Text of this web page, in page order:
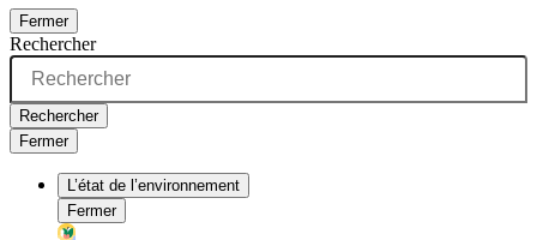
Fermer
Rechercher
Rechercher
Fermer
L’état de l’environnement
Fermer